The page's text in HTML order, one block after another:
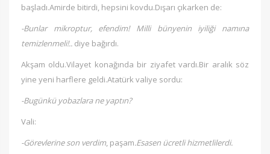
başladı.Amirde bitirdi, hepsini kovdu.Dışarı çıkarken de:
-Bunlar mikroptur, efendim! Milli bünyenin iyiliği namına
temizlenmeli!.. diye bağırdı.
Akşam oldu.Vilayet konağında bir ziyafet vardı.Bir aralık söz
yine yeni harflere geldi.Atatürk valiye sordu:
-Bugünkü yobazlara ne yaptın?
Vali:
-Görevlerine son verdim, paşam.Esasen ücretli hizmetlilerdi.